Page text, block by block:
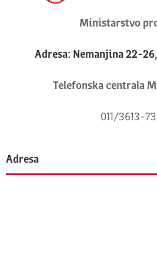
Ministarstvo
Adresa: Nemanjina 22-26,
Telefonska centrala
011/3613-
Adresa